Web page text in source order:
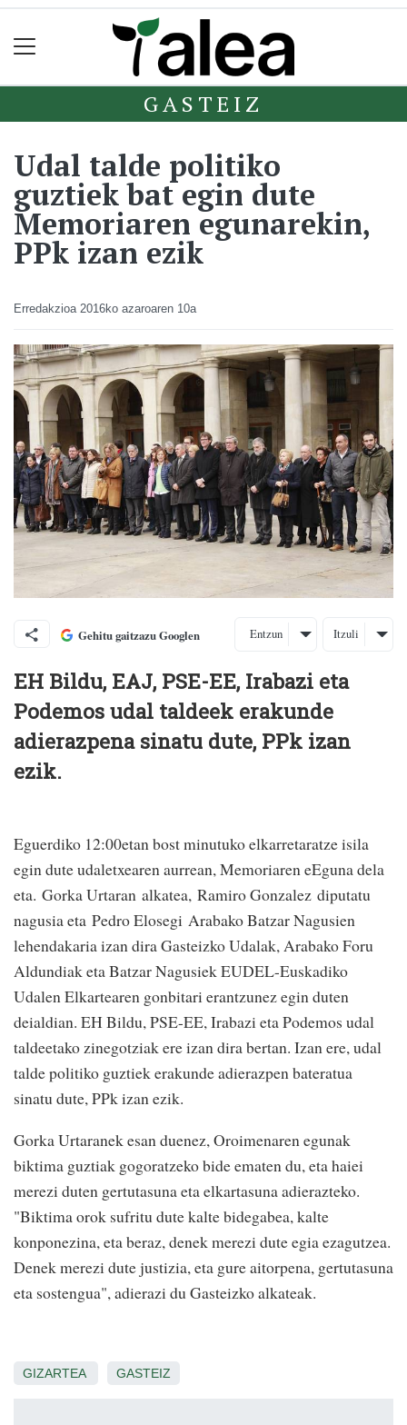
GASTEIZ
Udal talde politiko
guztiek bat egin dute
Memoriaren egunarekin,
PPk izan ezik
Erredakzioa 2016ko azaroaren 10a
Gehitu gaitzazu Googlen Entzun Itzuli
EH Bildu, EAJ, PSE-EE, Irabazi eta
Podemos udal taldeek erakunde
adierazpena sinatu dute, PPk izan
ezik.
Eguerdiko 12:00etan bost minutuko elkarretaratze isila
egin dute udaletxearen aurrean, Memoriaren eEguna dela
eta. Gorka Urtaran alkatea, Ramiro Gonzalez diputatu
nagusia eta Pedro Elosegi Arabako Batzar Nagusien
lehendakaria izan dira Gasteizko Udalak, Arabako Foru
Aldundiak eta Batzar Nagusiek EUDEL-Euskadiko
Udalen Elkartearen gonbitari erantzunez egin duten
deialdian. EH Bildu, PSE-EE, Irabazi eta Podemos udal
taldeetako zinegotziak ere izan dira bertan. Izan ere, udal
talde politiko guztiek erakunde adierazpen bateratua
sinatu dute, PPk izan ezik.
Gorka Urtaranek esan duenez, Oroimenaren egunak
biktima guztiak gogoratzeko bide ematen du, eta haiei
merezi duten gertutasuna eta elkartasuna adierazteko.
"Biktima orok sufritu dute kalte bidegabea, kalte
konponezina, eta beraz, denek merezi dute egia ezagutzea.
Denek merezi dute justizia, eta gure aitorpena, gertutasuna
eta sostengua", adierazi du Gasteizko alkateak.
GIZARTEA GASTEIZ